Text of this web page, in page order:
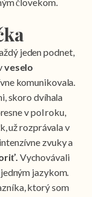
jeden podnet,
veselo
komunikovala.
skoro dvíhala
v pol roku,
už rozprávala v
zvuky a
Vychovávali
jazykom.
ktorý som